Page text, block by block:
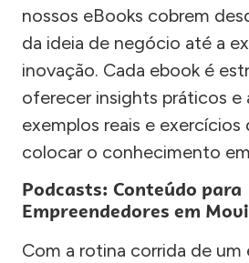
nossos eBooks cobrem
da ideia de negócio até a
inovação. Cada ebook é
oferecer insights práticos e
exemplos reais e exercícios
colocar o conhecimento
Podcasts: Conteúdo para
Empreendedores em
Com a rotina corrida de um